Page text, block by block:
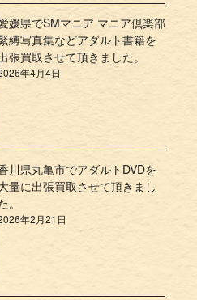
媛県でSMマニア マニア倶楽部
縛写真集などアダルト書籍を
張買取させて頂きました。
年4月4日
川県丸亀市でアダルトDVDを
量に出張買取させて頂きまし
。
年2月21日